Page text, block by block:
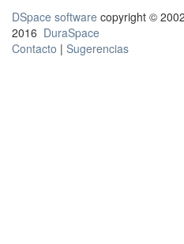
DSpace software copyright ©
2016 DuraSpace
Contacto | Sugerencias